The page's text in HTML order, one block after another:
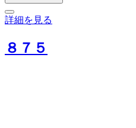
詳細を見る
８７５